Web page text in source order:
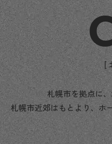
[
札幌市を拠点に
札幌市近郊はもとより、ホ